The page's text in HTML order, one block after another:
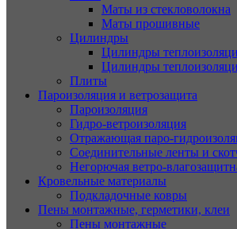
Маты из стекловолокна
Маты прошивные
Цилиндры
Цилиндры
Цилиндры
Плиты
Пароизоляция и ветрозащита
Пароизоляция
Гидро-ветроизоляция
Отражающая паро-
Соединительные ленты и
Негорючая ветро-
Кровельные материалы
Подкладочные ковры
Пены монтажные, герметики, клеи
Пены монтажные